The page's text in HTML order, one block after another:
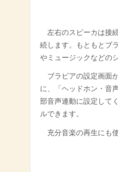
左右のスピーカは接
続します。もともとブ
やミュージックなどの
ブラビアの設定画面
に、「ヘッドホン・音
部音声連動に設定して
ルできます。
充分音楽の再生にも